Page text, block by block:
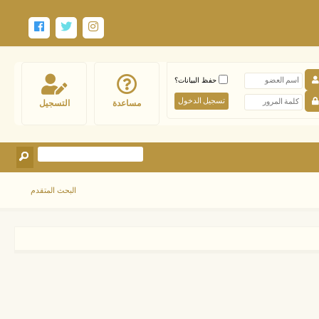
التسجيل مساعدة
حفظ البيانات؟
البحث المتقدم